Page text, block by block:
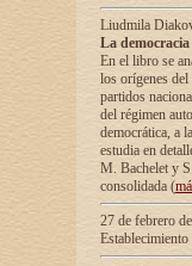
Liudmila
La
En el libro se
los orígenes
partidos
del régimen
democrática, а
estudia en
М. Bachelet у
consolidada (
27 de febrero